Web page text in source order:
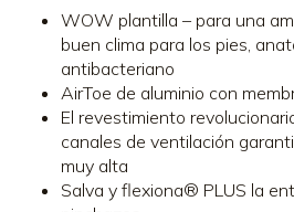
WOW plantilla – para una
buen clima para los pies,
antibacteriano
AirToe de aluminio con
El revestimiento
canales de ventilación
muy alta
Salva y flexiona® PLUS la